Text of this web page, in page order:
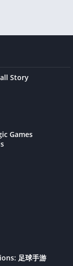
Story
Games
足球手游